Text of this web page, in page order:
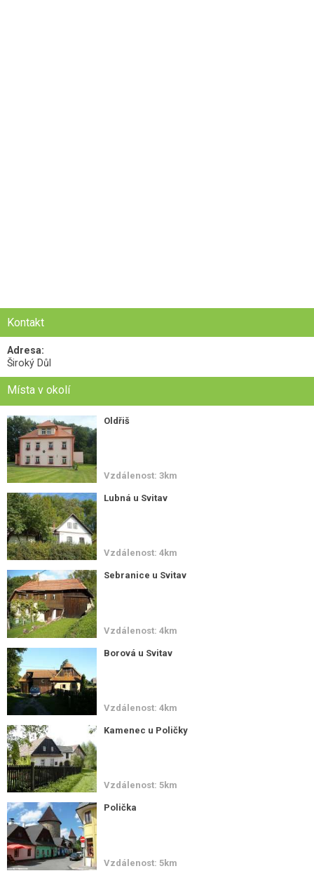
Kontakt
Adresa:
Široký Důl
Místa v okolí
Oldřiš
Vzdálenost: 3km
Lubná u Svitav
Vzdálenost: 4km
Sebranice u Svitav
Vzdálenost: 4km
Borová u Svitav
Vzdálenost: 4km
Kamenec u Poličky
Vzdálenost: 5km
Polička
Vzdálenost: 5km